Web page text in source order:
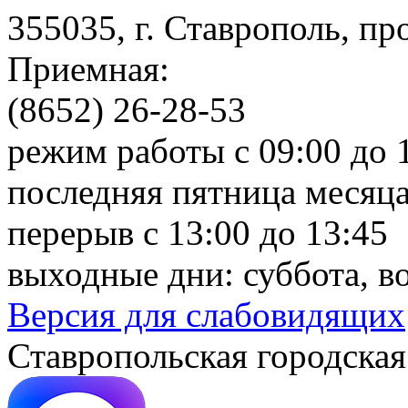
355035, г. Ставрополь,
Приемная:
(8652) 26-28-53
режим работы с 09:00 до
последняя пятница
перерыв с 13:00 до 13:45
выходные дни: суббота,
Версия для слабовидящих
Ставропольская